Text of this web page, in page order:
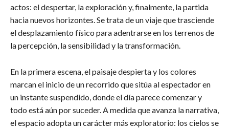
actos: el despertar, la exploración y, finalmente, la partida
hacia nuevos horizontes. Se trata de un viaje que trasciende
el desplazamiento físico para adentrarse en los terrenos de
la percepción, la sensibilidad y la transformación.
En la primera escena, el paisaje despierta y los colores
marcan el inicio de un recorrido que sitúa al espectador en
un instante suspendido, donde el día parece comenzar y
todo está aún por suceder. A medida que avanza la narrativa,
el espacio adopta un carácter más exploratorio: los cielos se